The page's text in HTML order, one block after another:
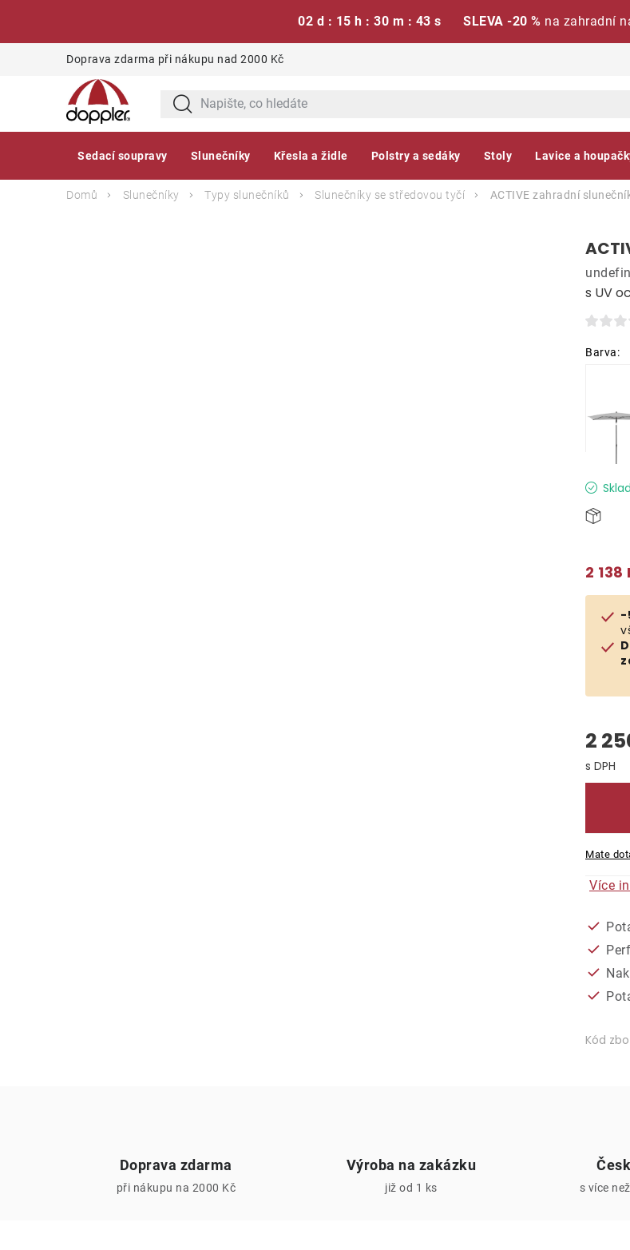
02 d : 15 h : 30 m : 42 s SLEVA -20 % na zahradní
Doprava zdarma při nákupu nad 2000 Kč
Sedací soupravy Slunečníky Křesla a židle Polstry a sedáky Stoly Lavice a
Domů Slunečníky Typy slunečníků Slunečníky se středovou tyčí ACTIVE zahradní
s UV
2 138
-
2
Měrná
Mate
Více
Kód
Doprava zdarma
při nákupu na 2000 Kč
Výroba na zakázku
již od 1 ks s více